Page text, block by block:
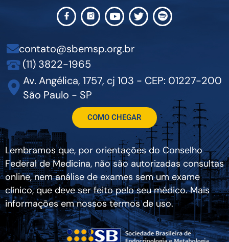
contato@sbemsp.org.br
(11) 3822-1965
Av. Angélica, 1757, cj 103 - CEP: 01227-200
São Paulo - SP
COMO CHEGAR
Lembramos que, por orientações do Conselho
Federal de Medicina, não são autorizadas consultas
online, nem análise de exames sem um exame
clínico, que deve ser feito pelo seu médico. Mais
informações em nossos termos de uso.